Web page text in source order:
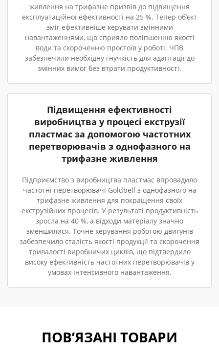
живлення на трифазне призвів до підвищення
експлуатаційної ефективності на 25 %. Тепер об’єкт
зміг ефективніше керувати змінними
навантаженнями, що сприяло поліпшенню якості
води та скороченню простоїв у роботі. ЧПВ
забезпечили необхідну гнучкість для адаптації до
змінних вимог без втрати продуктивності.
Підвищення ефективності
виробництва у процесі екструзії
пластмас за допомогою частотних
перетворювачів з однофазного на
трифазне живлення
Підприємство з виробництва пластмас впровадило
частотні перетворювачі Goldbell з однофазного на
трифазне живлення для покращення своїх
екструзійних процесів. У результаті продуктивність
зросла на 40 %, а відходи матеріалу значно
зменшилися. Точне керування роботою двигунів
забезпечило сталість якості продукції та скорочення
тривалості виробничих циклів, що підтвердило
високу ефективність частотних перетворювачів у
умовах інтенсивного навантаження.
ПОВ’ЯЗАНІ ТОВАРИ